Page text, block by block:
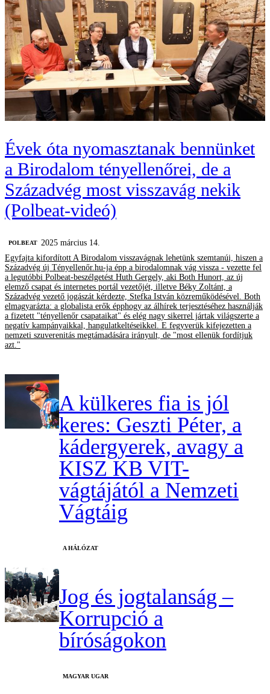
Évek óta nyomasztanak bennünket
a Birodalom tényellenőrei, de a
Századvég most visszavág nekik
(Polbeat-videó)
‎POLBEAT 2025 március 14.
Egyfajta kifordított A Birodalom visszavágnak lehetünk szemtanúi, hiszen a
Századvég új Tényellenőr.hu-ja épp a birodalomnak vág vissza - vezette fel
a legutóbbi Polbeat-beszélgetést Huth Gergely, aki Both Hunort, az új
elemző csapat és internetes portál vezetőjét, illetve Béky Zoltánt, a
Századvég vezető jogászát kérdezte, Stefka István közreműködésével. Both
elmagyarázta: a globalista erők épphogy az álhírek terjesztéséhez használják
a fizetett "tényellenőr csapataikat" és elég nagy sikerrel jártak világszerte a
negatív kampányaikkal, hangulatkeltéseikkel. E fegyverük kifejezetten a
nemzeti szuverenitás megtámadására irányult, de "most ellenük fordítjuk
azt."
A külkeres fia is jól
keres: Geszti Péter, a
kádergyerek, avagy a
KISZ KB VIT-
vágtájától a Nemzeti
Vágtáig
A HÁLÓZAT
Jog és jogtalanság –
Korrupció a
bíróságokon
MAGYAR UGAR